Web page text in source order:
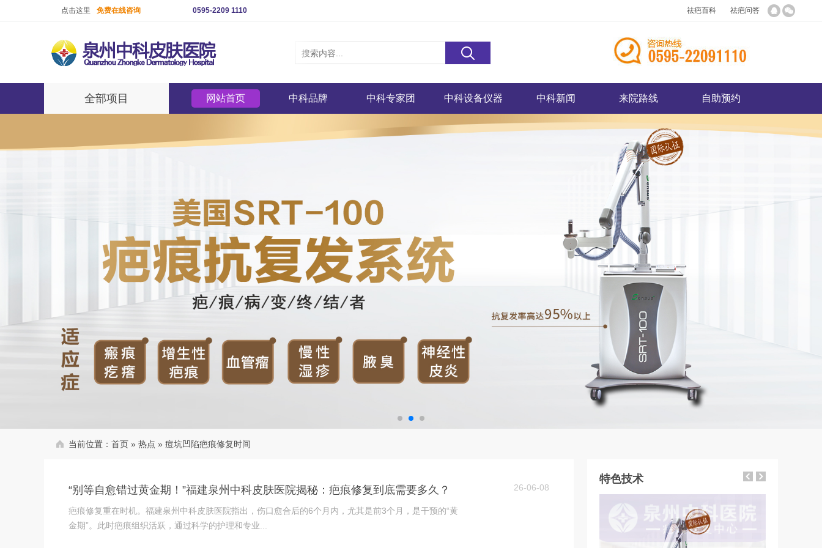
点击这里 免费在线咨询 0595-2209 1110 祛疤百科 祛疤问答
全部项目 网站首页 中科品牌 中科专家团 中科设备仪器 中科新闻 来院路线 自助预约
当前位置： 首页 » 热点 » 痘坑凹陷疤痕修复时间
“别等自愈错过黄金期！”福建泉州中科皮肤医院揭秘：疤痕修复到底需要多久？ 26-06-08
疤痕修复重在时机。福建泉州中科皮肤医院指出，伤口愈合后的6个月内，尤其是前3个月，是干预的“黄
金期”。此时疤痕组织活跃，通过科学的护理和专业...
特色技术